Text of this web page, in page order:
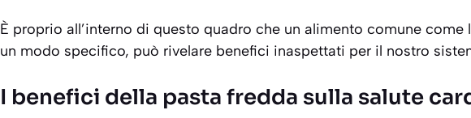
È proprio all’interno di questo quadro che un alimento comune come
un modo specifico, può rivelare benefici inaspettati per il nostro
I benefici della pasta fredda sulla salute